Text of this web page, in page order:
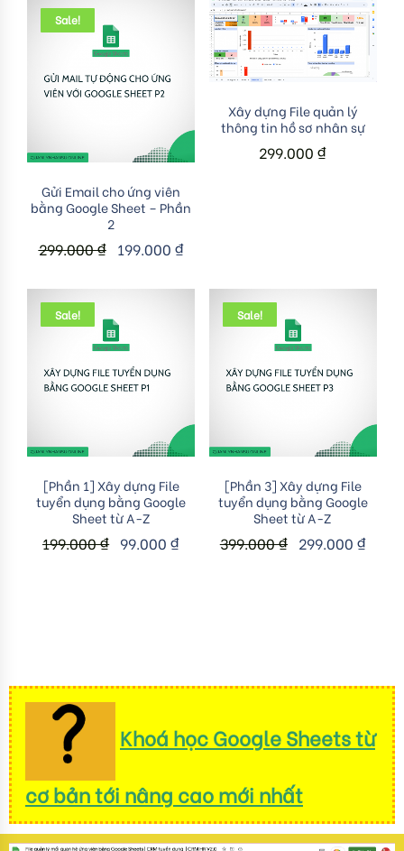
Sale!
Add to cart
Gửi Email cho ứng viên
bằng Google Sheet – Phần
2
299.000₫ 199.000 ₫
Add to cart
Xây dựng File quản lý
thông tin hồ sơ nhân sự
299.000₫
Sale!
Add to cart
[Phần 1] Xây dựng File
tuyển dụng bằng Google
Sheet từ A-Z
199.000₫ 99.000₫
Sale!
Add to cart
[Phần 3] Xây dựng File
tuyển dụng bằng Google
Sheet từ A-Z
399.000₫ 299.000 ₫
Khoá học Google Sheets từ
cơ bản tới nâng cao mới nhất